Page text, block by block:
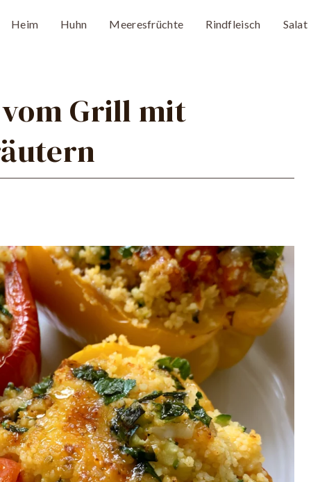
Heim Huhn Meeresfrüchte Rindfleisch Salat
Grill mit